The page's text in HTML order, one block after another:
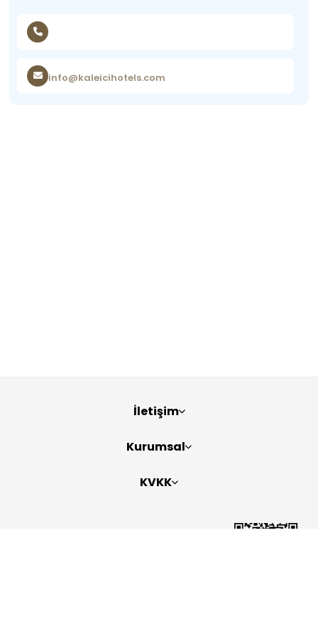
info@kaleicihotels.com
İletişim
Kurumsal
KVKK